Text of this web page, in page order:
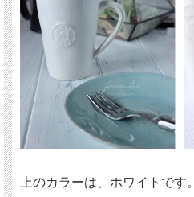
上のカラーは、ホワイトです。